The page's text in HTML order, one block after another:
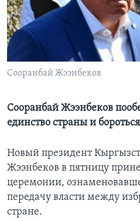
Learning English
СОЦИАЛЬНЫЕ СЕТИ
Языки
Сооранбай Жээнбеков
Сооранбай Жээнбеков
единство страны и
Новый президент
Жээнбеков в пятницу
церемонии,
передачу власти между
стране.